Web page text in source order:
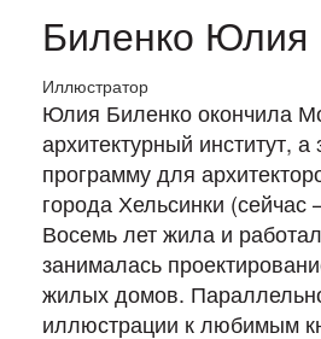
Биленко Юлия
Иллюстратор
Юлия Биленко окончила
архитектурный институт,
программу для
города Хельсинки (сейчас
Восемь лет жила и
занималась
жилых домов.
иллюстрации к любимым